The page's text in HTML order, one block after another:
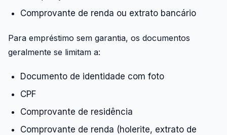
Comprovante de renda ou extrato bancário
Para empréstimo sem garantia, os documentos
geralmente se limitam a:
Documento de identidade com foto
CPF
Comprovante de residência
Comprovante de renda (holerite, extrato de